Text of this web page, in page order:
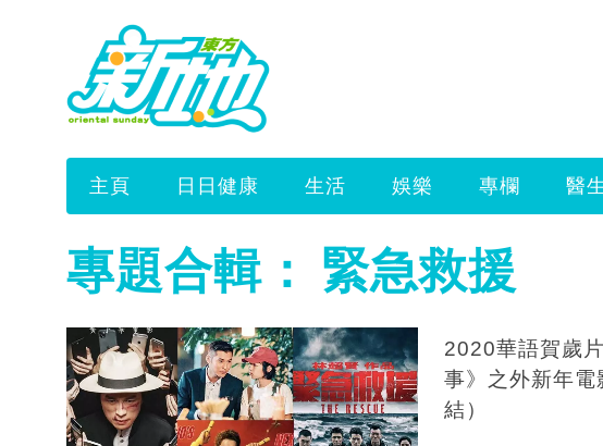
主頁 日日健康 生活 娛樂 專欄 醫
專題合輯： 緊急救援
2020華語賀歲
事》之外新年
結）